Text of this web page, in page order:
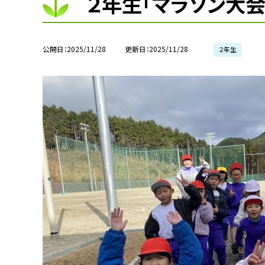
公開日 2025/11/28 更新日 2025/11/28 ２年生